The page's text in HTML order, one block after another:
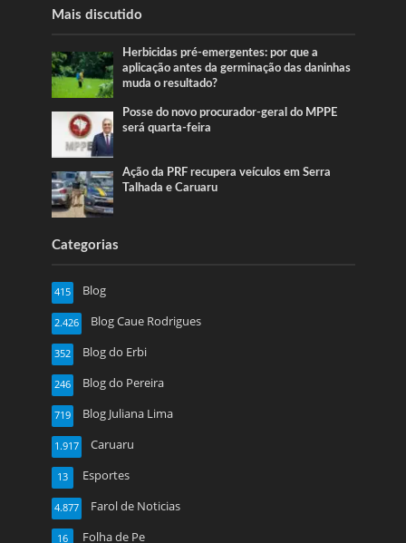
Mais discutido
Herbicidas pré-emergentes: por que a
aplicação antes da germinação das daninhas
muda o resultado?
Posse do novo procurador-geral do MPPE
será quarta-feira
Ação da PRF recupera veículos em Serra
Talhada e Caruaru
Categorias
Blog
415
Blog Caue Rodrigues
2.426
Blog do Erbi
352
Blog do Pereira
246
Blog Juliana Lima
719
Caruaru
1.917
Esportes
13
Farol de Noticias
4.877
Folha de Pe
16